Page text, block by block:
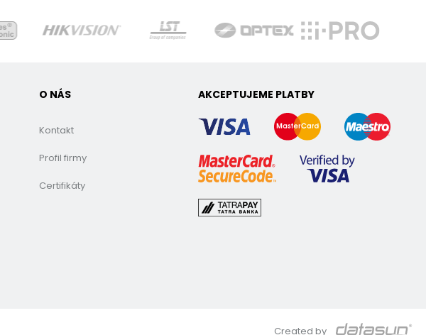
O NÁS
Kontakt
Profil firmy
Certifikáty
AKCEPTUJEME PLATBY
Created by